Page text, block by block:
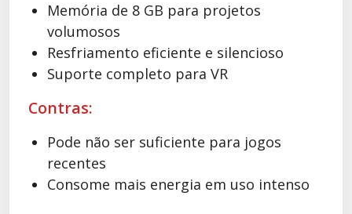
Memória de 8 GB para projetos
volumosos
Resfriamento eficiente e silencioso
Suporte completo para VR
Contras:
Pode não ser suficiente para jogos
recentes
Consome mais energia em uso intenso